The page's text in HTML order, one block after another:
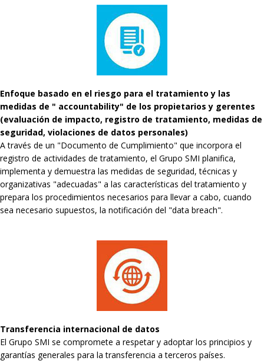
Enfoque basado en el riesgo para el tratamiento y las
medidas de " accountability" de los propietarios y gerentes
(evaluación de impacto, registro de tratamiento, medidas de
seguridad, violaciones de datos personales)
A través de un "Documento de Cumplimiento" que incorpora el
registro de actividades de tratamiento, el Grupo SMI planifica,
implementa y demuestra las medidas de seguridad, técnicas y
organizativas "adecuadas" a las características del tratamiento y
prepara los procedimientos necesarios para llevar a cabo, cuando
sea necesario supuestos, la notificación del "data breach".
Transferencia internacional de datos
El Grupo SMI se compromete a respetar y adoptar los principios y
garantías generales para la transferencia a terceros países.